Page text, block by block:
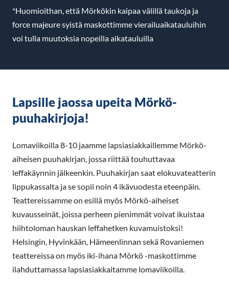
*Huomioithan, että Mörkökin kaipaa välillä taukoja ja
force majeure syistä maskottimme vierailuaikatauluihin
voi tulla muutoksia nopeilla aikatauluilla
Lapsille jaossa upeita Mörkö-
puuhakirjoja!
Lomaviikoilla 8-10 jaamme lapsiasiakkaillemme Mörkö-
aiheisen puuhakirjan, jossa riittää touhuttavaa
leffakäynnin jälkeenkin. Puuhakirjan saat elokuvateatterin
lippukassalta ja se sopii noin 4 ikävuodesta eteenpäin.
Teattereissamme on esillä myös Mörkö-aiheiset
kuvausseinät, joissa perheen pienimmät voivat ikuistaa
hiihtoloman hauskan leffahetken kuvamuistoksi!
Helsingin, Hyvinkään, Hämeenlinnan sekä Rovaniemen
teattereissa on myös iki-ihana Mörkö -maskottimme
ilahduttamassa lapsiasiakkaitamme lomaviikoilla.